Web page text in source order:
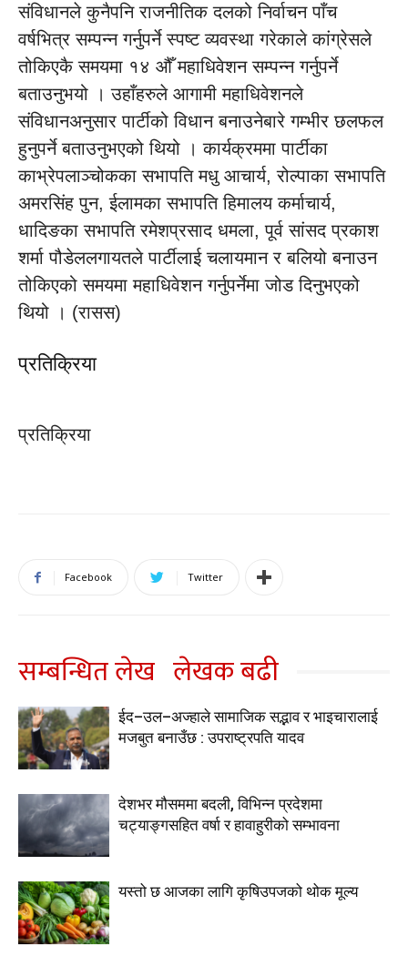
संविधानले कुनैपनि राजनीतिक दलको निर्वाचन पाँच
वर्षभित्र सम्पन्न गर्नुपर्ने स्पष्ट व्यवस्था गरेकाले कांग्रेसले
तोकिएकै समयमा १४ औँ महाधिवेशन सम्पन्न गर्नुपर्ने
बताउनुभयो । उहाँहरुले आगामी महाधिवेशनले
संविधानअनुसार पार्टीको विधान बनाउनेबारे गम्भीर छलफल
हुनुपर्ने बताउनुभएको थियो । कार्यक्रममा पार्टीका
काभ्रेपलाञ्चोकका सभापति मधु आचार्य, रोल्पाका सभापति
अमरसिंह पुन, ईलामका सभापति हिमालय कर्माचार्य,
धादिङका सभापति रमेशप्रसाद धमला, पूर्व सांसद प्रकाश
शर्मा पौडेललगायतले पार्टीलाई चलायमान र बलियो बनाउन
तोकिएको समयमा महाधिवेशन गर्नुपर्नेमा जोड दिनुभएको
थियो । (रासस)
प्रतिक्रिया
प्रतिक्रिया
Facebook Twitter
सम्बन्धित लेख लेखक बढी
ईद–उल–अज्हाले सामाजिक सद्भाव र भाइचारालाई
मजबुत बनाउँछ : उपराष्ट्रपति यादव
देशभर मौसममा बदली, विभिन्न प्रदेशमा
चट्याङ्गसहित वर्षा र हावाहुरीको सम्भावना
यस्तो छ आजका लागि कृषिउपजको थोक मूल्य